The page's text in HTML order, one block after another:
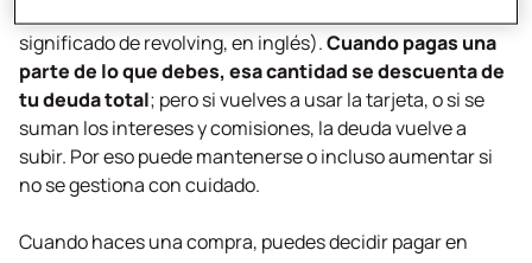
significado derevolving, en inglés).Cuando pagas una
parte de lo que debes, esa cantidad se descuenta de
tu deuda total; pero si vuelves a usar la tarjeta, o si se
suman los intereses y comisiones, la deuda vuelve a
subir. Por eso puede mantenerse o incluso aumentar si
no se gestiona con cuidado.
Cuando haces una compra, puedes decidir pagar en